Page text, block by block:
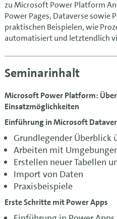
zu Microsoft Power Platform
Power Pages, Dataverse sowie
praktischen Beispielen, wie
automatisiert und letztendlich
Seminarinhalt
Microsoft Power Platform:
Einsatzmöglichkeiten
Einführung in Microsoft
Grundlegender Überblick
Arbeiten mit
Erstellen neuer Tabellen
Import von Daten
Praxisbeispiele
Erste Schritte mit Power Apps